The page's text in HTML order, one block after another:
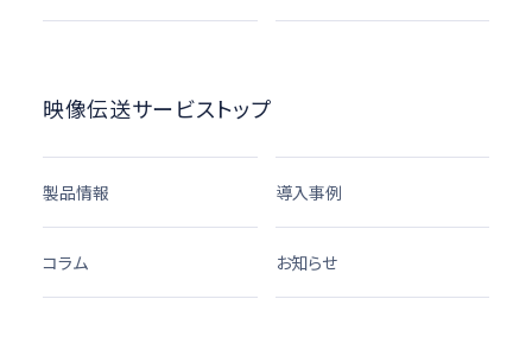
映像伝送サービストップ
製品情報 導入事例
コラム お知らせ